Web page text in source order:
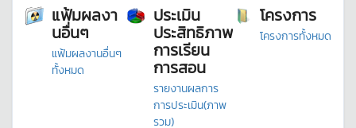
แฟ้มผลงา
นอื่นๆ
แฟ้มผลงานอื่นๆ
ทั้งหมด
ประเมิน
ประสิทธิภาพ
การเรียน
การสอน
รายงานผลการ
การประเมิน(ภาพ
รวม)
โครงการ
โครงการทั้งหมด